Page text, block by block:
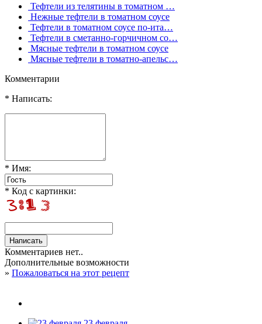
Тефтели из телятины в томатном …
Нежные тефтели в томатном соусе
Тефтели в томатном соусе по-ита…
Тефтели в сметанно-горчичном со…
Мясные тефтели в томатном соусе
Мясные тефтели в томатно-апельс…
Комментарии
* Написать:
* Имя:
* Код с картинки:
Комментариев нет..
Дополнительные возможности
» Пожаловаться на этот рецепт